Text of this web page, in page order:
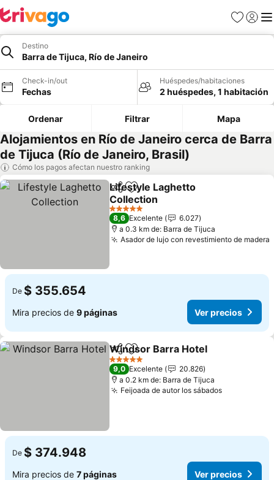
Favoritos
Iniciar
Destino
Barra de Tijuca, Río de Janeiro
Check-in/out
Fechas
Huéspedes/habitaciones
2 huéspedes, 1 habitación
Ordenar Filtrar Mapa
Alojamientos en Río de Janeiro cerca de Barra
de Tijuca (Río de Janeiro, Brasil)
Cómo los pagos afectan nuestro ranking
CompartirAgregar a favoritos
Lifestyle Laghetto
Collection
Ver precios
5 Estrellas
8,6 Excelente
6.027
a 0.3 km de: Barra de Tijuca
Asador de lujo con revestimiento de madera
De $ 355.654
Mira precios de 9 páginas Ver precios
CompartirAgregar a favoritos
Windsor Barra Hotel
5 Estrellas
9,0 Excelente
20.826
a 0.2 km de: Barra de Tijuca
Feijoada de autor los sábadosVer precios
De $ 374.948
Mira precios de 7 páginas Ver precios